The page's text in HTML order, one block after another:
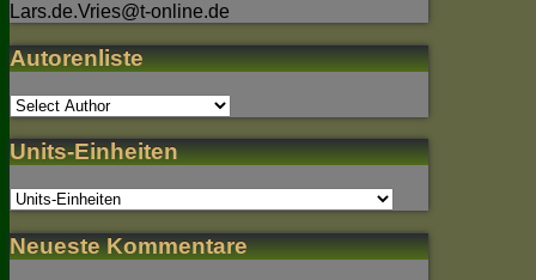
Lars.de.Vries@t-online.de
Autorenliste
Units-Einheiten
Neueste Kommentare